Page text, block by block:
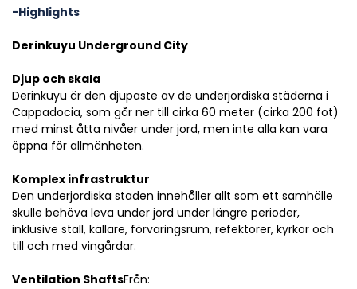
-Highlights
Derinkuyu Underground City
Djup och skala
Derinkuyu är den djupaste av de underjordiska städerna i
Cappadocia, som går ner till cirka 60 meter (cirka 200 fot)
med minst åtta nivåer under jord, men inte alla kan vara
öppna för allmänheten.
Komplex infrastruktur
Den underjordiska staden innehåller allt som ett samhälle
skulle behöva leva under jord under längre perioder,
inklusive stall, källare, förvaringsrum, refektorer, kyrkor och
till och med vingårdar.
Ventilation ShaftsFrån: